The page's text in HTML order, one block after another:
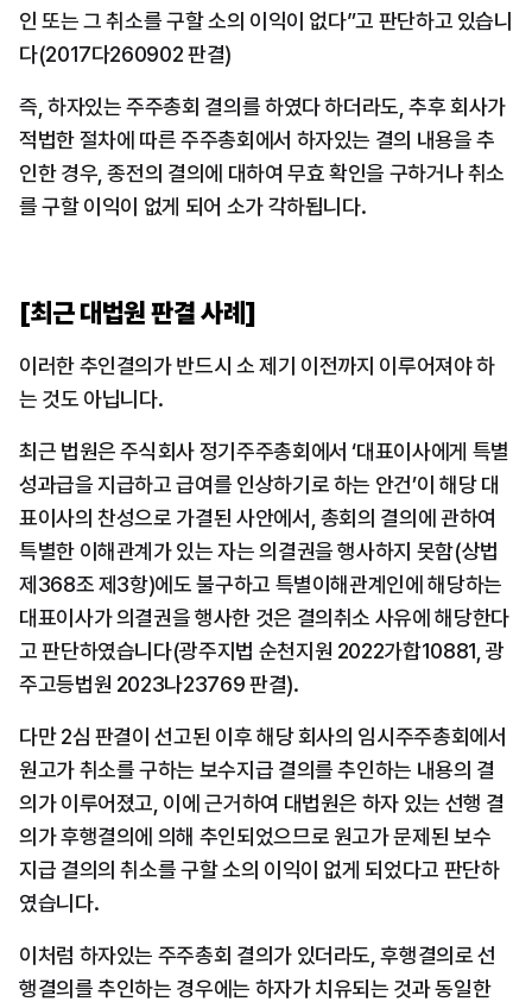
인 또는 그 취소를 구할 소의 이익이 없다”고 판단하고 있습니
다(2017다260902 판결)
즉, 하자있는 주주총회 결의를 하였다 하더라도, 추후 회사가
적법한 절차에 따른 주주총회에서 하자있는 결의 내용을 추
인한 경우, 종전의 결의에 대하여 무효 확인을 구하거나 취소
를 구할 이익이 없게 되어 소가 각하됩니다.
[최근 대법원 판결 사례]
이러한 추인결의가 반드시 소 제기 이전까지 이루어져야 하
는 것도 아닙니다.
최근 법원은 주식회사 정기주주총회에서 ‘대표이사에게 특별
성과급을 지급하고 급여를 인상하기로 하는 안건’이 해당 대
표이사의 찬성으로 가결된 사안에서, 총회의 결의에 관하여
특별한 이해관계가 있는 자는 의결권을 행사하지 못함(상법
제368조 제3항)에도 불구하고 특별이해관계인에 해당하는
대표이사가 의결권을 행사한 것은 결의취소 사유에 해당한다
고 판단하였습니다(광주지법 순천지원 2022가합10881, 광
주고등법원 2023나23769 판결).
다만 2심 판결이 선고된 이후 해당 회사의 임시주주총회에서
원고가 취소를 구하는 보수지급 결의를 추인하는 내용의 결
의가 이루어졌고, 이에 근거하여 대법원은 하자 있는 선행 결
의가 후행결의에 의해 추인되었으므로 원고가 문제된 보수
지급 결의의 취소를 구할 소의 이익이 없게 되었다고 판단하
였습니다.
이처럼 하자있는 주주총회 결의가 있더라도, 후행결의로 선
행결의를 추인하는 경우에는 하자가 치유되는 것과 동일한